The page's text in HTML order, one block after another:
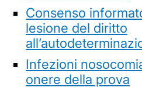
Consenso
lesione del diritto
Infezioni
onere della prova